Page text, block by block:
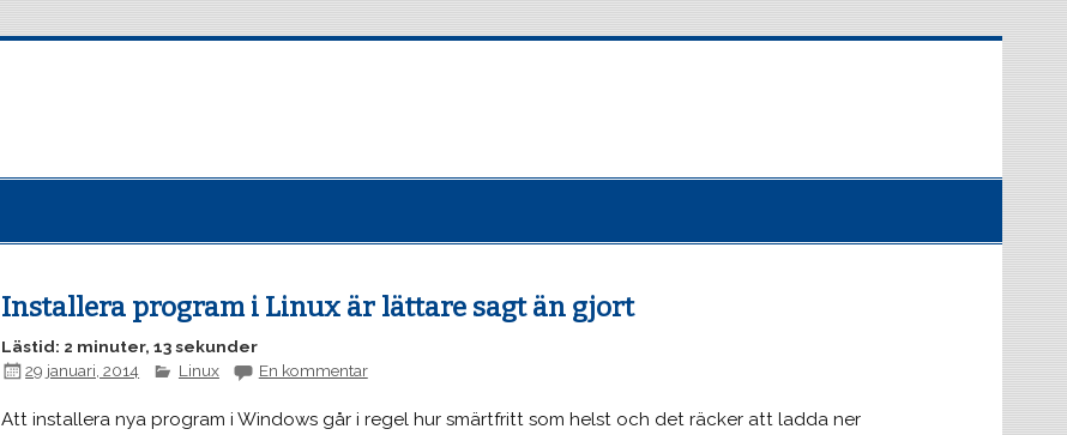
Installera program i Linux är lättare sagt än gjort
Lästid: 2 minuter, 13 sekunder
29 januari, 2014
Linux En kommentar
Att installera nya program i Windows går i regel hur smärtfritt som helst och det räcker att ladda ner